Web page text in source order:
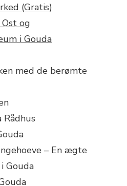
(Gratis)
og
i Gouda
med de berømte
Rådhus
– En ægte
Gouda